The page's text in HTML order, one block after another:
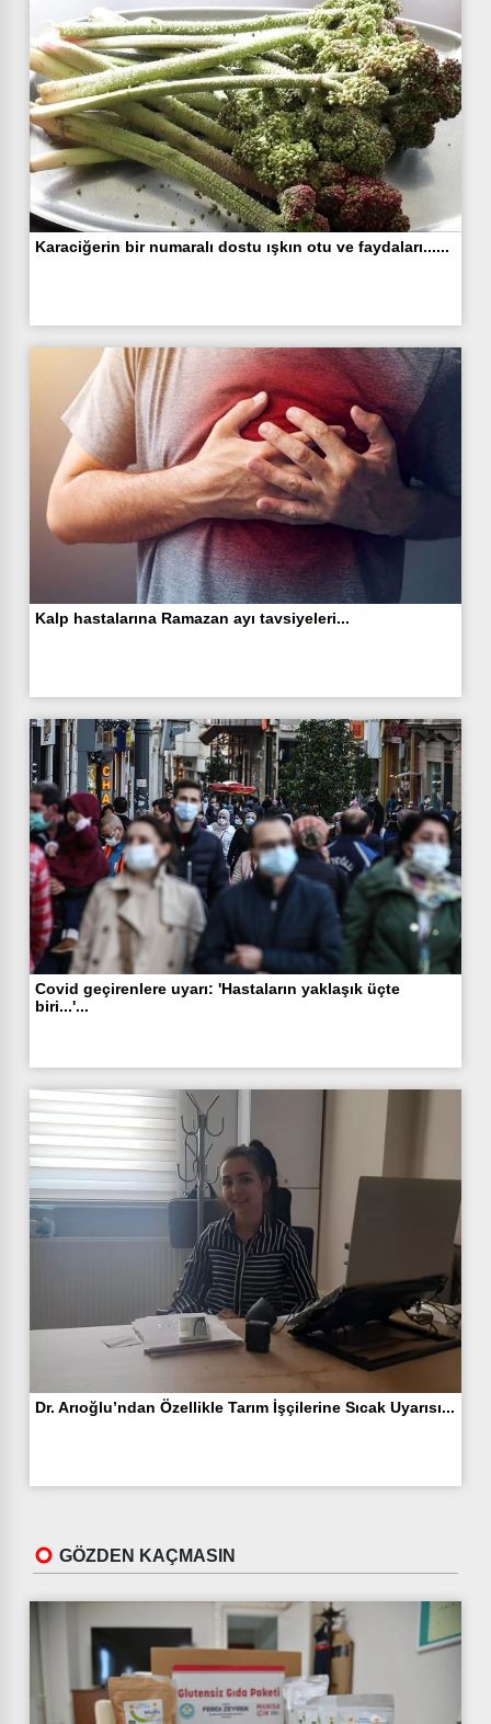
Karaciğerin bir numaralı dostu ışkın otu ve faydaları......
Kalp hastalarına Ramazan ayı tavsiyeleri...
Covid geçirenlere uyarı: 'Hastaların yaklaşık üçte
biri...'...
Dr. Arıoğlu’ndan Özellikle Tarım İşçilerine Sıcak Uyarısı...
GÖZDEN KAÇMASIN